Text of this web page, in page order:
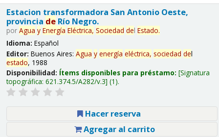
Estacion transformadora San Antonio Oeste,
provincia deRío Negro.
por Agua y Energía Eléctrica, Sociedad del Estado.
Idioma: Español
Editor: Buenos Aires: Agua y energía eléctrica, sociedad del
estado, 1988
Disponibilidad: Ítems disponibles para préstamo: Signatura
topográfica: 621.374.5/A282/v.3 (1).
Hacer reserva
Agregar al carrito